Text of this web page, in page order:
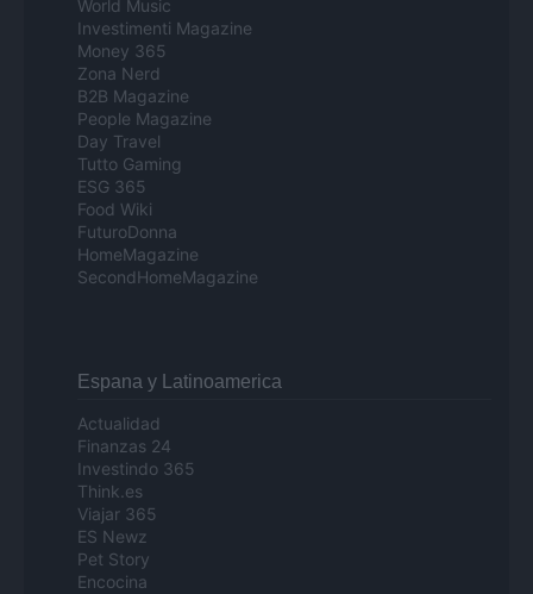
World Music
Investimenti Magazine
Money 365
Zona Nerd
B2B Magazine
People Magazine
Day Travel
Tutto Gaming
ESG 365
Food Wiki
FuturoDonna
HomeMagazine
SecondHomeMagazine
Espana y Latinoamerica
Actualidad
Finanzas 24
Investindo 365
Think.es
Viajar 365
ES Newz
Pet Story
Encocina